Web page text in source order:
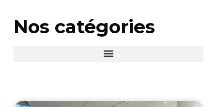
Nos catégories